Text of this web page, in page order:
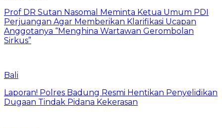
Prof DR Sutan Nasomal Meminta Ketua Umum PDI
Perjuangan Agar Memberikan Klarifikasi Ucapan
Anggotanya “Menghina Wartawan Gerombolan
Sirkus”
Bali
Laporan! Polres Badung Resmi Hentikan Penyelidikan
Dugaan Tindak Pidana Kekerasan